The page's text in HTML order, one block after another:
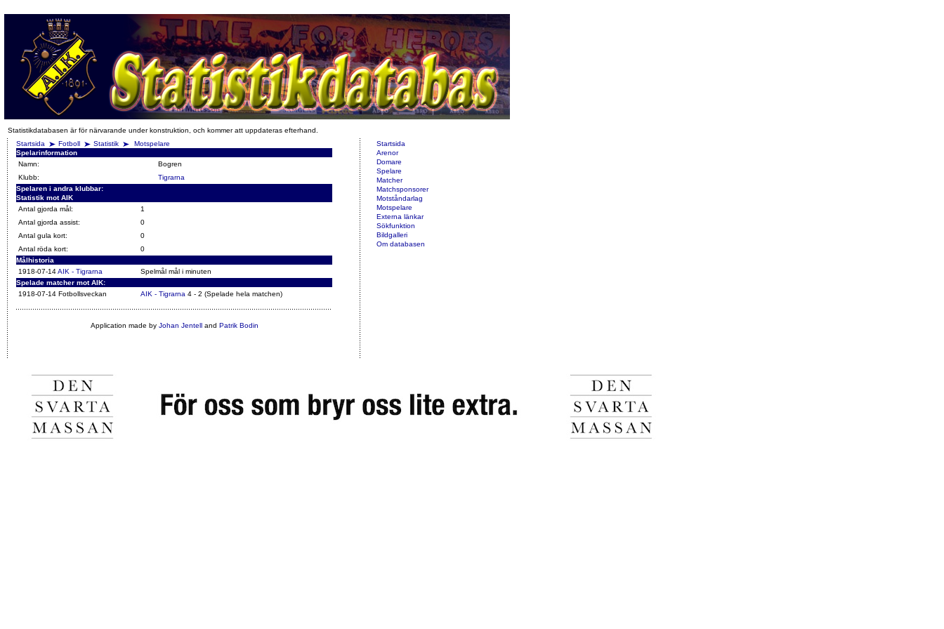
Statistikdatabasen är för närvarande under konstruktion, och kommer att uppdateras efterhand.
Startsida
Fotboll Statistik
Motspelare
Spelarinformation
Namn:
Bogren
Klubb:
Tigrarna
Spelaren i andra klubbar:
Statistik mot AIK
Antal gjorda mål:
1
Antal gjorda assist:
0
Antal gula kort:
0
Antal röda kort:
0
Målhistoria
1918-07-14AIK - Tigrarna
Spelmål mål i minuten
Spelade matcher mot AIK:
1918-07-14 Fotbollsveckan
AIK - Tigrarna 4 - 2 (Spelade hela matchen)
Application made by Johan Jentelland Patrik Bodin
Startsida
Arenor
Domare
Spelare
Matcher
Matchsponsorer
Motståndarlag
Motspelare
Externa länkar
Sökfunktion
Bildgalleri
Om databasen